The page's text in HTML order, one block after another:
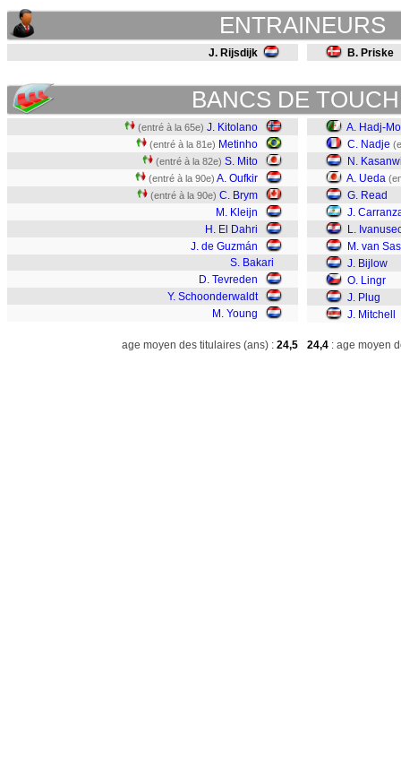
ENTRAINEURS
J. Rijsdijk B. Priske
BANCS DE
(entré à la 65e) J. Kitolano
(entré à la 81e) Metinho
(entré à la 82e) S. Mito
(entré à la 90e) A. Oufkir
(entré à la 90e) C. Brym
M. Kleijn
H. El Dahri
J. de Guzmán
S. Bakari
D. Tevreden
Y. Schoonderwaldt
M. Young
A. Hadj-
C. Nadje
N.
A. Ueda
G. Read
J.
L.
M. van Sas
J. Bijlow
O. Lingr
J. Plug
J. Mitchell
age moyen des titulaires (ans) : 24,5 24,4 : age moyen